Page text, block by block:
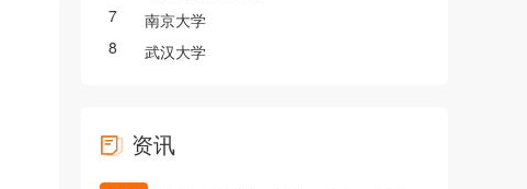
7
南京大学
8
武汉大学
资讯